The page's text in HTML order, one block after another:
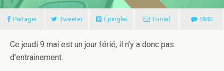
Partager Tweeter Épingler E-mail SMS
Ce jeudi 9 mai est un jour férié, il n’y a donc pas
d’entrainement.